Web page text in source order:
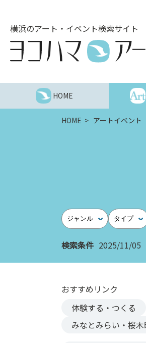
へ
横浜のアート・イベント検索サイト
HOME
HOME アートイベント
ジャンル タイプ
検索条件 2025/11/05
おすすめリンク
体験する・つくる
みなとみらい・桜